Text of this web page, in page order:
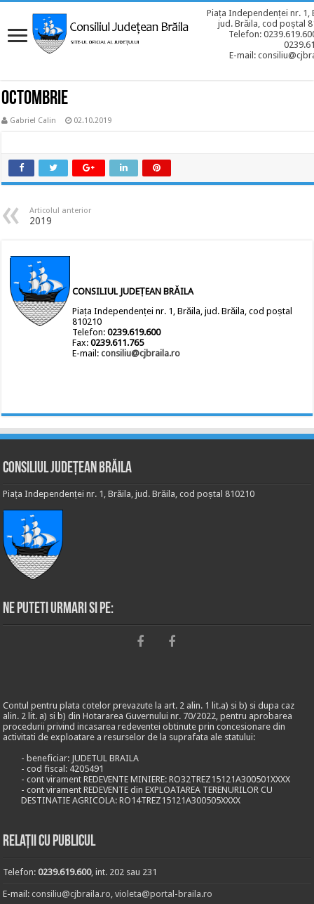
Piața Independenței nr. 1,
jud. Brăila, cod poștal
Telefon:
E-mail:
OCTOMBRIE
Gabriel Calin 02.10.2019
Articolul anterior
2019
CONSILIUL JUDEȚEAN BRĂILA
Piața Independenței nr. 1, Brăila, jud. Brăila, cod poștal
810210
Telefon:0239.619.600
Fax:0239.611.765
E-mail:consiliu@cjbraila.ro
Consiliul Județean Brăila
Piața Independenței nr. 1, Brăila, jud. Brăila, cod poștal 810210
Ne puteti urmari si pe:
Contul pentru plata cotelor prevazute la art. 2 alin. 1 lit.a) si b) si dupa caz
alin. 2 lit. a) si b) din Hotararea Guvernului nr. 70/2022, pentru aprobarea
procedurii privind incasarea redeventei obtinute prin concesionare din
activitati de exploatare a resurselor de la suprafata ale statului:
- beneficiar: JUDETUL BRAILA
- cod fiscal: 4205491
- cont virament REDEVENTE MINIERE: RO32TREZ15121A300501XXXX
- cont virament REDEVENTE din EXPLOATAREA TERENURILOR CU
DESTINATIE AGRICOLA: RO14TREZ15121A300505XXXX
Relații cu publicul
Telefon:0239.619.600, int. 202 sau 231
E-mail:consiliu@cjbraila.ro,violeta@portal-braila.ro